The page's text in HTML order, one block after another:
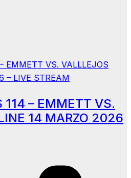
114 – EMMETT VS.
14 MARZO 2026